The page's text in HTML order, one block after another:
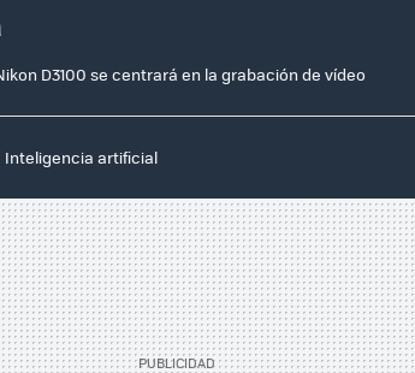
D3100 se centrará en la grabación de vídeo
Inteligencia artificial